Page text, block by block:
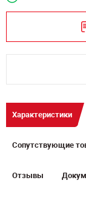
Характеристики
Сопутствующие
Отзывы